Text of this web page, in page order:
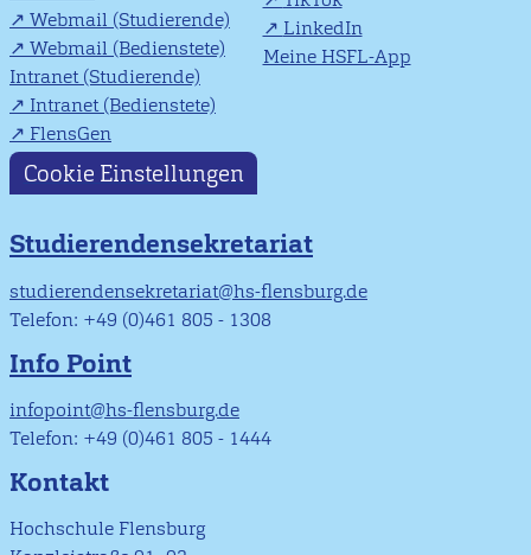
Webmail (Studierende)
Webmail (Bedienstete)
Intranet (Studierende)
Intranet (Bedienstete)
FlensGen
LinkedIn
Meine HSFL-App
Cookie Einstellungen
Studierendensekretariat
studierendensekretariat@hs-flensburg.de
Telefon: +49 (0)461 805 - 1308
Info Point
infopoint@hs-flensburg.de
Telefon: +49 (0)461 805 - 1444
Kontakt
Hochschule Flensburg